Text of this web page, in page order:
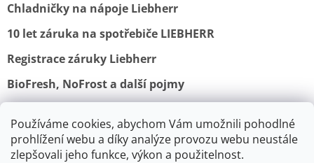
Používáme cookies, abychom Vám umožnili pohodlné
prohlížení webu a díky analýze provozu webu neustále
zlepšovali jeho funkce, výkon a použitelnost.
Chladničky na nápoje Liebherr
10 let záruka na spotřebiče LIEBHERR
Registrace záruky Liebherr
BioFresh, NoFrost a další pojmy
Obchodní podmínky Vrácení a reklamace
Ochrana osobních údajů Doprava a platba